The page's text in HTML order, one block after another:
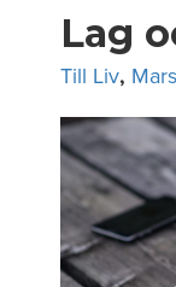
Lag
Till Liv,